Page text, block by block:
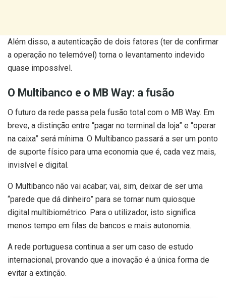
Além disso, a autenticação de dois fatores (ter de confirmar
a operação no telemóvel) torna o levantamento indevido
quase impossível.
O Multibanco e o MB Way: a fusão
O futuro da rede passa pela fusão total com o MB Way. Em
breve, a distinção entre “pagar no terminal da loja” e “operar
na caixa” será mínima. O Multibanco passará a ser um ponto
de suporte físico para uma economia que é, cada vez mais,
invisível e digital.
O Multibanco não vai acabar; vai, sim, deixar de ser uma
“parede que dá dinheiro” para se tornar num quiosque
digital multibiométrico. Para o utilizador, isto significa
menos tempo em filas de bancos e mais autonomia.
A rede portuguesa continua a ser um caso de estudo
internacional, provando que a inovação é a única forma de
evitar a extinção.